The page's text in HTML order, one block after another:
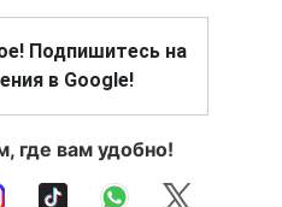
Подпишитесь на
в Google!
где вам удобно!